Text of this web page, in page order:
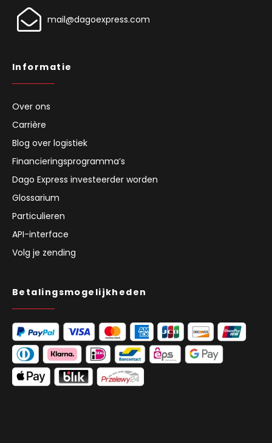
mail@dagoexpress.com
Informatie
Over ons
Carrière
Blog over logistiek
Financieringsprogramma’s
Dago Express investeerder worden
Glossarium
Particulieren
API-interface
Volg je zending
Betalingsmogelijkheden